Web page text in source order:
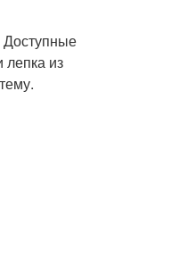
из